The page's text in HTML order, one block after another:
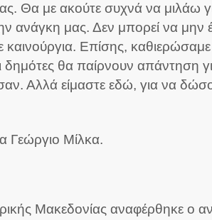
Θα με ακούτε συχνά να μιλάω
ανάγκη μας. Δεν μπορεί να
Επίσης,
θα παίρνουν απάντηση
Αλλά είμαστε εδώ, για να
Γεώργιο Μίλκα.
Μακεδονίας αναφέρθηκε ο